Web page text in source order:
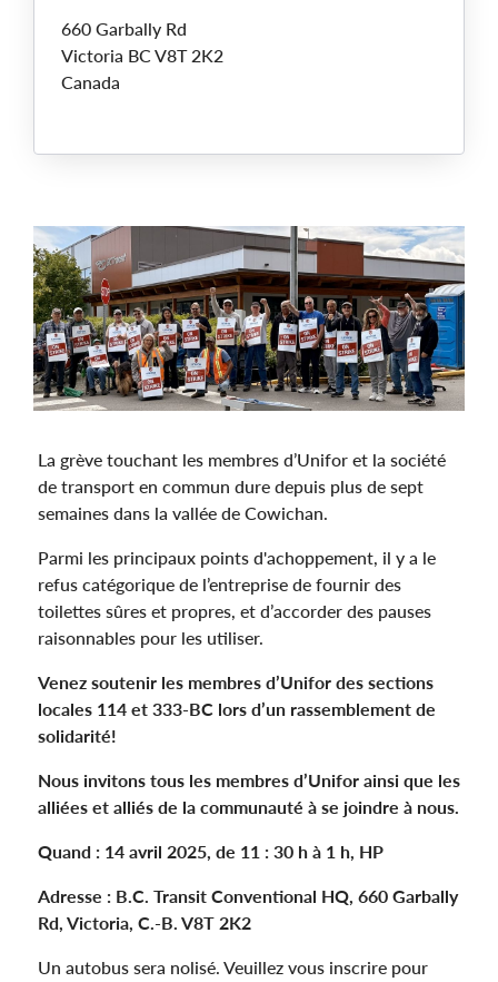
660 Garbally Rd
Victoria BCV8T 2K2
Canada
Main
Image
La grève touchant les membres d’Unifor et la société
de transport en commun dure depuis plus de sept
semaines dans la vallée de Cowichan.
Parmi les principaux points d'achoppement, il y a le
refus catégorique de l’entreprise de fournir des
toilettes sûres et propres, et d’accorder des pauses
raisonnables pour les utiliser.
Venez soutenir les membres d’Unifor des sections
locales 114 et 333-BC lors d’un rassemblement de
solidarité!
Nous invitons tous les membres d’Unifor ainsi que les
alliées et alliés de la communauté à se joindre à nous.
Quand : 14 avril 2025, de 11 : 30 h à 1 h, HP
Adresse : B.C. Transit Conventional HQ, 660 Garbally
Rd, Victoria, C.-B. V8T 2K2
Un autobus sera nolisé. Veuillez vous inscrire pour